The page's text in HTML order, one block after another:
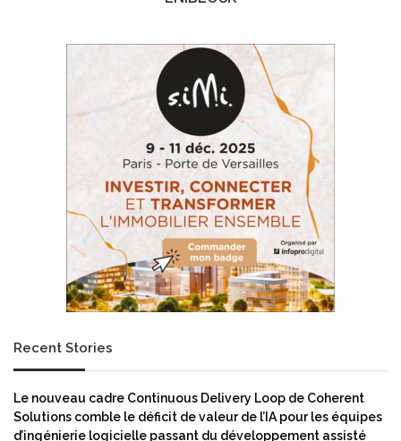
Recent Stories
Le nouveau cadre Continuous Delivery Loop de Coherent
Solutions comble le déficit de valeur de l’IA pour les équipes
d’ingénierie logicielle passant du développement assisté